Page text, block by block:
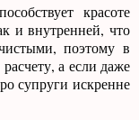
красоте
и внутренней, что
поэтому в
а если даже
супруги искренне